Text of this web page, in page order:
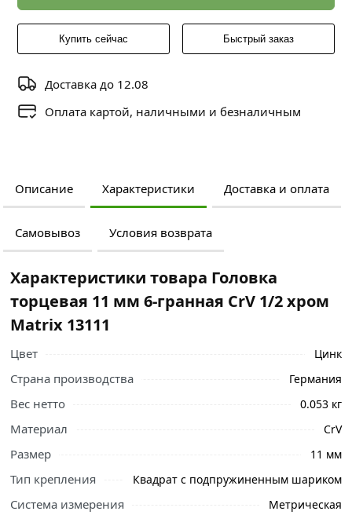
Купить сейчас Быстрый заказ
Доставка до 12.08
Оплата картой, наличными и безналичным
Описание Характеристики Доставка и оплата
Самовывоз Условия возврата
Ознакомьтесь с подробными характеристиками,
правильный выбор и заказать онлайн. Наши
профессиональные менеджеры обработают заказ и
Характеристики товара Головка
торцевая 11 мм 6-гранная CrV 1/2 хром
Matriх 13111
Цвет Цинк
Страна производства Германия
Вес нетто 0.053 кг
Материал CrV
Размер 11 мм
Тип крепления Квадрат с подпружиненным шариком
Система измерения Метрическая